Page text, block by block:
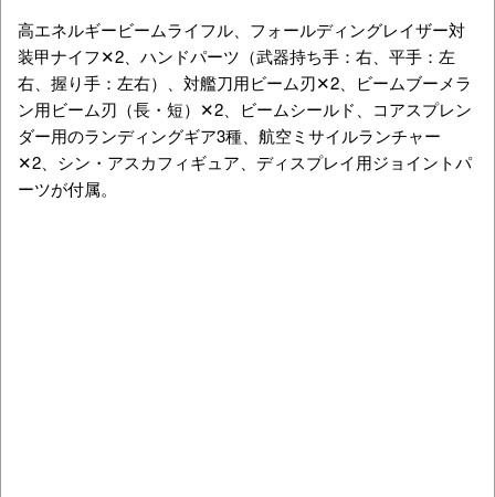
高エネルギービームライフル、フォールディングレイザー対
装甲ナイフ✕2、ハンドパーツ（武器持ち手：右、平手：左
右、握り手：左右）、対艦刀用ビーム刃✕2、ビームブーメラ
ン用ビーム刃（長・短）✕2、ビームシールド、コアスプレン
ダー用のランディングギア3種、航空ミサイルランチャー
✕2、シン・アスカフィギュア、ディスプレイ用ジョイントパ
ーツが付属。